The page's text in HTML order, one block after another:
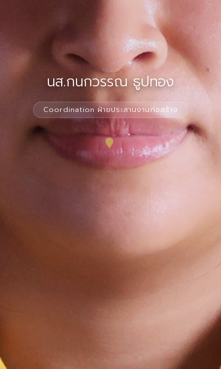
นส.กนกวรรณ ธูปทอง
Coordination ฝ่ายประสานงานก่อสร้าง